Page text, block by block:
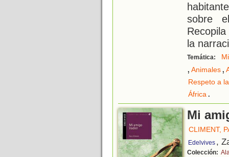
sobre
la
Temática:
, Animales,
Respeto a
África.
Mi
CLIMENT,
Edelvives ,
Colección: